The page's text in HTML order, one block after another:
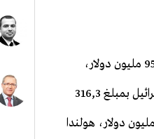
ويأتي بعد ألمانيا كلُ من فرنسا بمبلغ 1,28 مليار دولار، وإنكلترا بمبلغ 1,25 مليار دولار، وإيطاليا بمبلغ 957,7 مليون دولار،
بلجيكا بمبلغ 571,4 مليون دولار، إسبانيا بمبلغ 498,7 مليون دولار، روسيا بمبلغ 445,9 مليون دولار، إسرائيل بمبلغ 316,3
مليون دولار، سلوفينيا بمبلغ 299 مليون دولار، رومانيا بمبلغ 294,5 مليون دولار، بولونيا بمبلغ 249,6 مليون دولار، هولندا